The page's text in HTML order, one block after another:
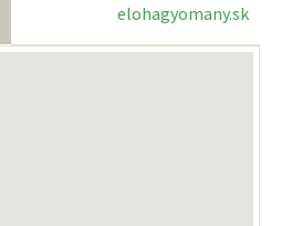
elohagyomany.sk